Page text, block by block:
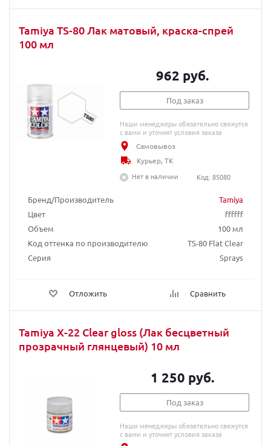
Tamiya TS-80 Лак матовый, краска-спрей
100 мл
Бренд/Производитель
Tamiya
Цвет
ffffff
Объем
100 мл
Код оттенка по производителю
TS-80 Flat Clear
Серия
Sprays
Отложить Сравнить
962 руб.
Под заказ
Наши менеджеры обязательно свяжутся
с вами и уточнят условия заказа
Самовывоз
Курьер, ТК
Нет в наличии
Код: 85080
Tamiya X-22 Clear gloss (Лак бесцветный
прозрачный глянцевый) 10 мл
1 250 руб.
Под заказ
Наши менеджеры обязательно свяжутся
с вами и уточнят условия заказа